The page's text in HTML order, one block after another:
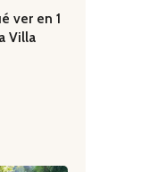
ver en 1
Villa